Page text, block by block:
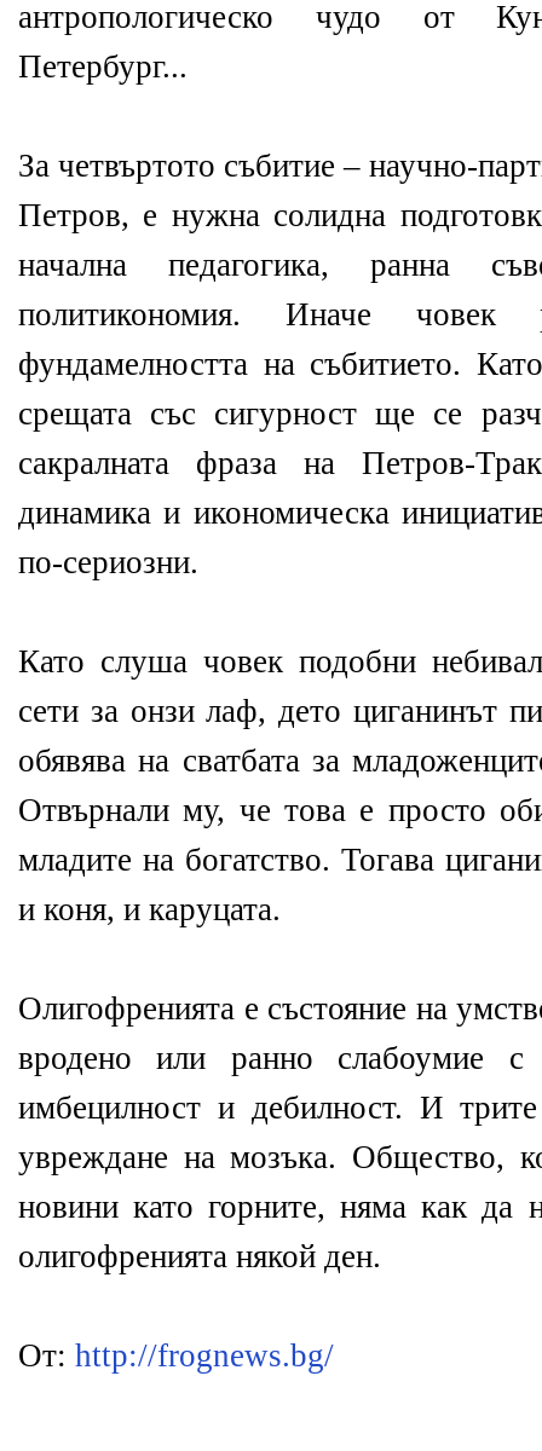
антропологическо чудо от
Петербург...
За четвъртото събитие – научно-
Петров, е нужна солидна
начална педагогика, ранна
политикономия. Иначе човек
фундамелността на събитието.
срещата със сигурност ще се
сакралната фраза на Петров-
динамика и икономическа
по-сериозни.
Като слуша човек подобни
сети за онзи лаф, дето циганинът
обявява на сватбата за
Отвърнали му, че това е просто
младите на богатство. Тогава
и коня, и каруцата.
Олигофренията е състояние на
вродено или ранно слабоумие с
имбецилност и дебилност. И
увреждане на мозъка. Общество,
новини като горните, няма как да
олигофренията някой ден.
От: http://frognews.bg/